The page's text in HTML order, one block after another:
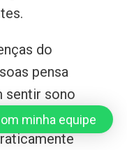
do
pensa
sentir sono
sono de má
minha equipe